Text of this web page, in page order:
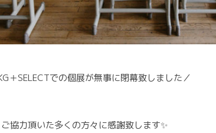
＋SELECTでの個展が無事に閉幕致しました／
協力頂いた多くの方々に感謝致します✨